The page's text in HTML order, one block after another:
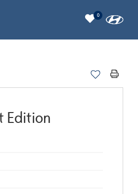
0
Edition